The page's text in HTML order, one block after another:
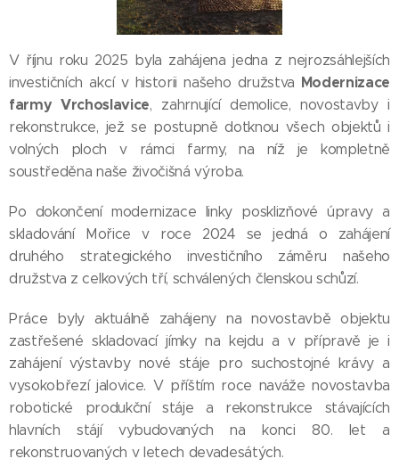
V říjnu roku 2025 byla zahájena jedna z nejrozsáhlejších
investičních akcí v historii našeho družstva Modernizace
farmy Vrchoslavice, zahrnující demolice, novostavby i
rekonstrukce, jež se postupně dotknou všech objektů i
volných ploch v rámci farmy, na níž je kompletně
soustředěna naše živočišná výroba.
Po dokončení modernizace linky posklizňové úpravy a
skladování Mořice v roce 2024 se jedná o zahájení
druhého strategického investičního záměru našeho
družstva z celkových tří, schválených členskou schůzí.
Práce byly aktuálně zahájeny na novostavbě objektu
zastřešené skladovací jímky na kejdu a v přípravě je i
zahájení výstavby nové stáje pro suchostojné krávy a
vysokobřezí jalovice. V příštím roce naváže novostavba
robotické produkční stáje a rekonstrukce stávajících
hlavních stájí vybudovaných na konci 80. let a
rekonstruovaných v letech devadesátých.